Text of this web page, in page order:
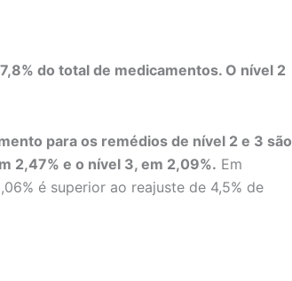
do total de medicamentos. O nível 2
para os remédios de nível 2 e 3 são
2,47% e o nível 3, em 2,09%. Em
é superior ao reajuste de 4,5% de